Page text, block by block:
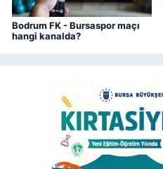
Bodrum FK - Bursaspor maçı
hangi kanalda?